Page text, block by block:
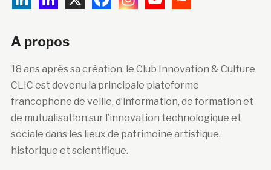
A propos
18 ans après sa création, le Club Innovation & Culture
CLIC est devenu la principale plateforme
francophone de veille, d’information, de formation et
de mutualisation sur l’innovation technologique et
sociale dans les lieux de patrimoine artistique,
historique et scientifique.